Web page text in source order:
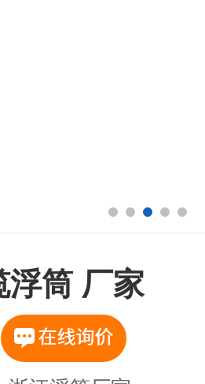
浮筒 厂家